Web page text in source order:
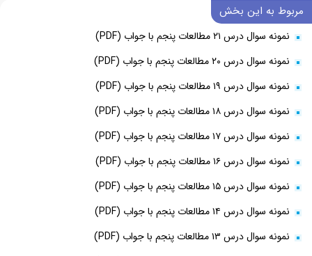
مربوط به این بخش
نمونه سوال درس ۲۱ مطالعات پنجم با جواب (PDF)
نمونه سوال درس ۲۰ مطالعات پنجم با جواب (PDF)
نمونه سوال درس ۱۹ مطالعات پنجم با جواب (PDF)
نمونه سوال درس ۱۸ مطالعات پنجم با جواب (PDF)
نمونه سوال درس ۱۷ مطالعات پنجم با جواب (PDF)
نمونه سوال درس ۱۶ مطالعات پنجم با جواب (PDF)
نمونه سوال درس ۱۵ مطالعات پنجم با جواب (PDF)
نمونه سوال درس ۱۴ مطالعات پنجم با جواب (PDF)
نمونه سوال درس ۱۳ مطالعات پنجم با جواب (PDF)